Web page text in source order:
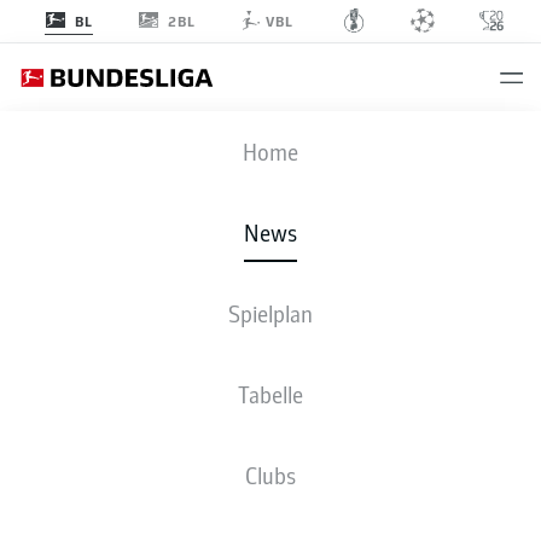
BL 2BL VBL
Home
News
Spielplan
Tabelle
Clubs
Diese Spieler stehen beim BVB im Fokus- © DFL Deutsche Fußball Liga